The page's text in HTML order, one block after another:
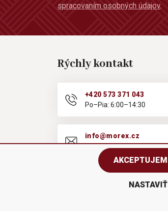
spracovaním osobných údajov.
Rýchly kontakt
+420 573 371 043
Po–Pia: 6:00–14:30
info@morex.cz
Po–Pia: 6:00–14:30
AKCEPTUJEM
NASTAVIŤ